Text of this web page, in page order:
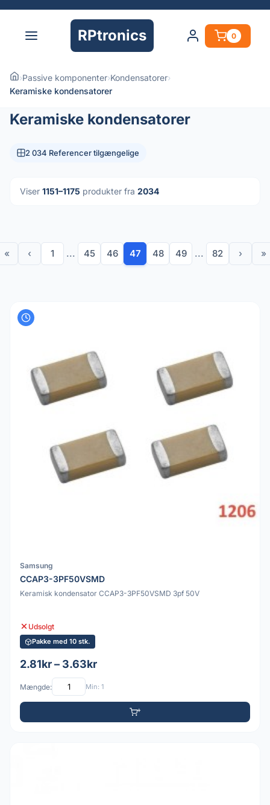
RPtronics 0
›Passive komponenter›Kondensatorer›
Keramiske kondensatorer
Keramiske kondensatorer
2 034 Referencer tilgængelige
Viser 1151–1175 produkter fra 2034
« ‹ 1 ... 45 46 47 48 49 ... 82 › »
Samsung
CCAP3-3PF50VSMD
Keramisk kondensator CCAP3-3PF50VSMD 3pf 50V
Udsolgt
Pakke med 10 stk.
2.81kr – 3.63kr
Mængde: Min: 1